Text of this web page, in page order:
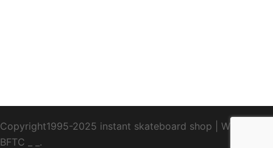
Copyright1995-2025 instant skateboard shop
WebDesign
BFTC _ _.